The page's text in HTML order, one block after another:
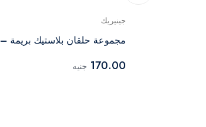
جينيريك
مجموعة حلقان بلاستيك بريمة – 36 قطعة
170.00 جنيه